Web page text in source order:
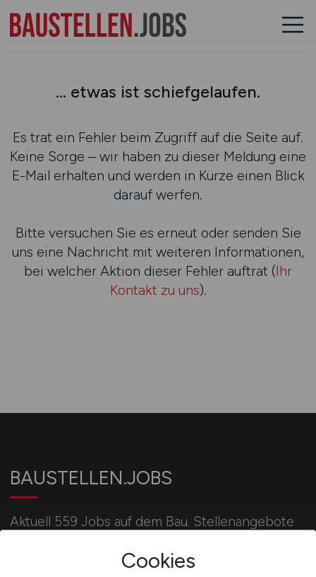
... etwas ist schiefgelaufen.
Es trat ein Fehler beim Zugriff auf die Seite auf.
Keine Sorge – wir haben zu dieser Meldung eine
E-Mail erhalten und werden in Kürze einen Blick
darauf werfen.
Bitte versuchen Sie es erneut oder senden Sie
uns eine Nachricht mit weiteren Informationen,
bei welcher Aktion dieser Fehler auftrat (Ihr
Kontakt zu uns).
BAUSTELLEN.JOBS
Aktuell 559 Jobs auf dem Bau. Stellenangebote
Betonbauer, Kranführer und Baggerfahrer.
Cookies